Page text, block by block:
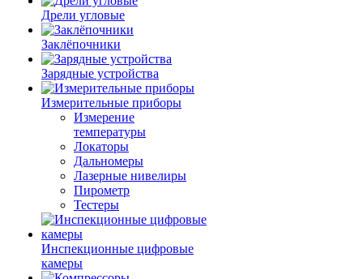
Дрели угловые
Заклёпочники
Зарядные устройства
Измерительные приборы
Измерение
температуры
Локаторы
Дальномеры
Лазерные нивелиры
Пирометр
Тестеры
Инспекционные цифровые
камеры